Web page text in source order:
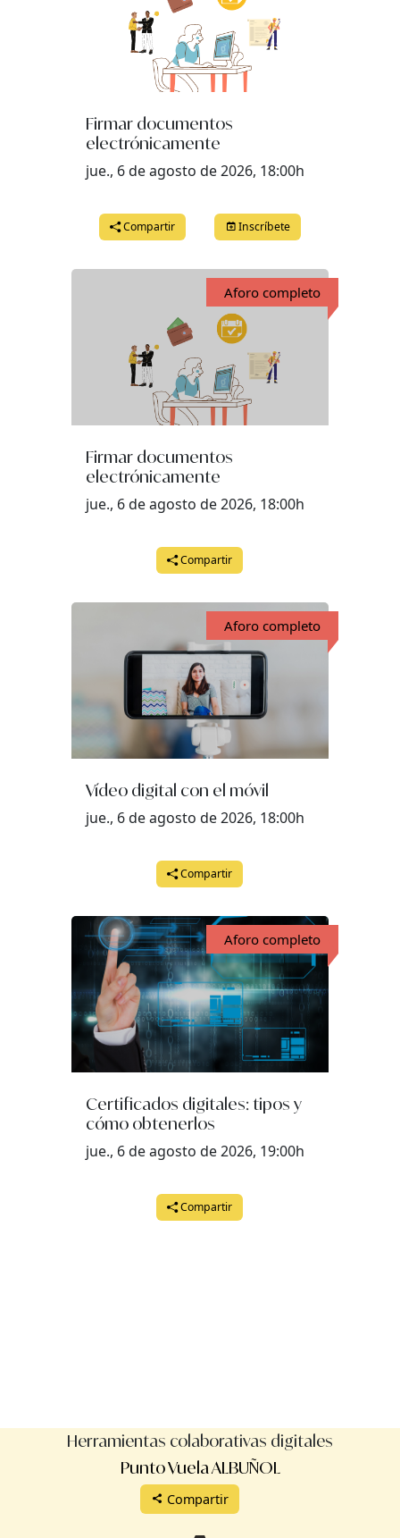
Firmar documentos
electrónicamente
jue., 6 de agosto de 2026, 18:00h
Compartir Inscríbete
Aforo completo
Firmar documentos
electrónicamente
jue., 6 de agosto de 2026, 18:00h
Compartir
Aforo completo
Vídeo digital con el móvil
jue., 6 de agosto de 2026, 18:00h
Compartir
Aforo completo
Certificados digitales: tipos y
cómo obtenerlos
jue., 6 de agosto de 2026, 19:00h
Compartir
Herramientas colaborativas digitales
Punto Vuela ALBUÑOL
Compartir